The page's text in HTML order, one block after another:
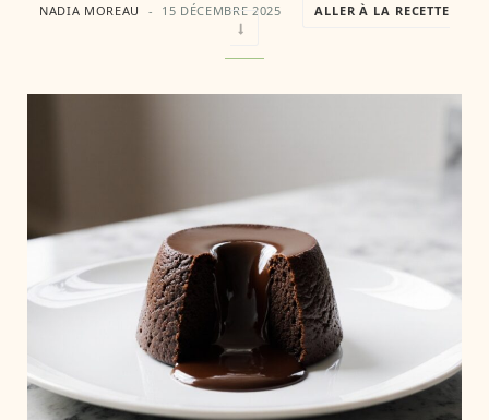
NADIA MOREAU 15 DÉCEMBRE 2025 ALLER À LA RECETTE